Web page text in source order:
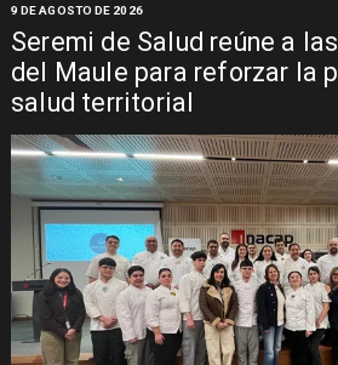
Seremi de Salud reúne a
del Maule para reforzar la
salud territorial
9 DE AGOSTO DE 2026